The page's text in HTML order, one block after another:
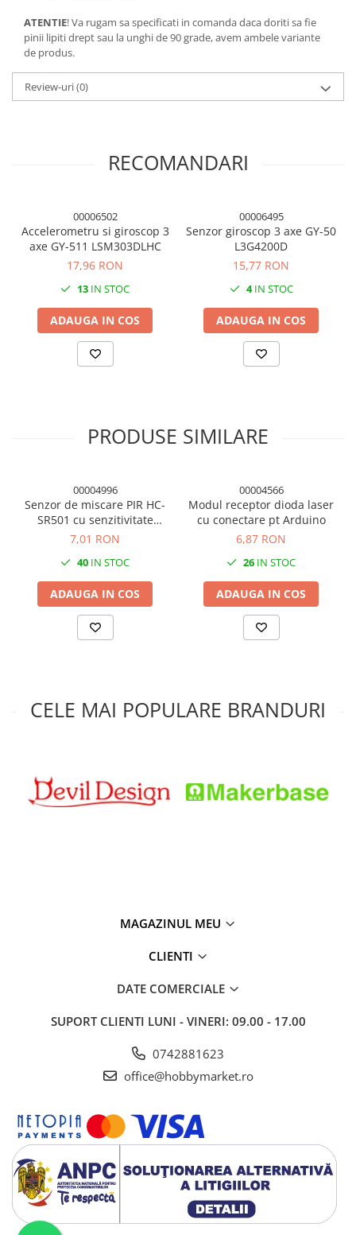
ATENTIE! Va rugam sa specificati in comanda daca doriti sa fie
pinii lipiti drept sau la unghi de 90 grade, avem ambele variante
de produs.
Review-uri(0)
RECOMANDARI
00006502
Accelerometru si giroscop 3
axe GY-511 LSM303DLHC
17,96 RON
13 IN STOC
ADAUGA IN COS
00006495
Senzor giroscop 3 axe GY-50
L3G4200D
15,77 RON
4IN STOC
ADAUGA IN COS
PRODUSE SIMILARE
00004996
Senzor de miscare PIR HC-
SR501 cu senzitivitate
ajustabila
7,01 RON
40 IN STOC
ADAUGA IN COS
00004566
Modul receptor dioda laser
cu conectare pt Arduino
6,87 RON
26 IN STOC
ADAUGA IN COS
CELE MAI POPULARE BRANDURI
MAGAZINUL MEU
CLIENTI
DATE COMERCIALE
SUPORT CLIENTI LUNI - VINERI: 09.00 - 17.00
0742881623
office@hobbymarket.ro